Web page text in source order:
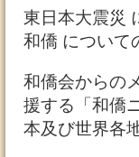
東日本大震災
和僑 について
和僑会からの
援する「和僑
本及び世界各